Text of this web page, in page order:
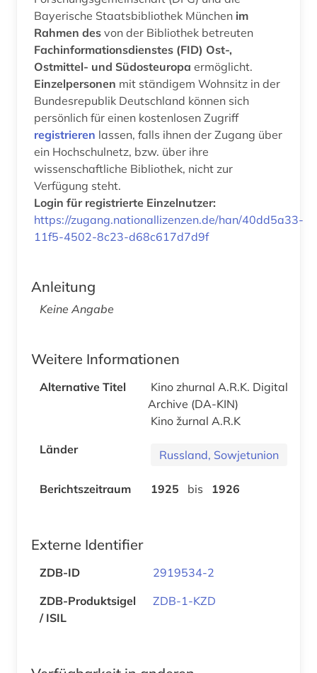
Bayerische Staatsbibliothek München im
Rahmen des von der Bibliothek betreuten
Fachinformationsdienstes (FID) Ost-,
Ostmittel- und Südosteuropa ermöglicht.
Einzelpersonen mit ständigem Wohnsitz in der
Bundesrepublik Deutschland können sich
persönlich für einen kostenlosen Zugriff
registrieren lassen, falls ihnen der Zugang über
ein Hochschulnetz, bzw. über ihre
wissenschaftliche Bibliothek, nicht zur
Verfügung steht.
Login für registrierte Einzelnutzer:
https://zugang.nationallizenzen.de/han/40dd5a33-
11f5-4502-8c23-d68c617d7d9f
Anleitung
Keine Angabe
Weitere Informationen
Alternative Titel
Kino zhurnal A.R.K. Digital
Archive (DA-KIN)
Kino žurnal A.R.K
Länder
Russland, Sowjetunion
Berichtszeitraum 1925 bis 1926
Externe Identifier
ZDB-ID
2919534-2
ZDB-Produktsigel
/ ISIL
ZDB-1-KZD